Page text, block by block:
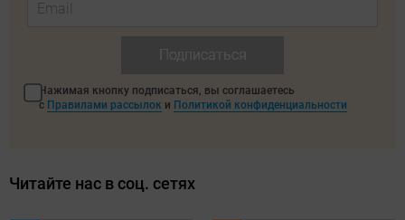
Нажимая кнопку подписаться, вы соглашаетесь
с Правилами рассылок и Политикой конфиденциальности
Читайте нас в соц. сетях